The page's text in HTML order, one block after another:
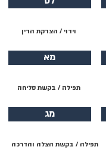
וידוי / הצדקת הדין
מא
תפילה / בקשת סליחה
מג
תפילה / בקשת הצלה והדרכה